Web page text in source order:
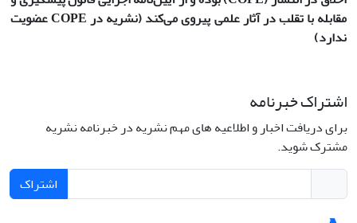
مقابله با تقلب در آثار علمی پیروی می‌کند (نشریه در COPE عضویت
ندارد)
اشتراک خبرنامه
برای دریافت اخبار و اطلاعیه های مهم نشریه در خبرنامه نشریه
مشترک شوید.
اشتراک